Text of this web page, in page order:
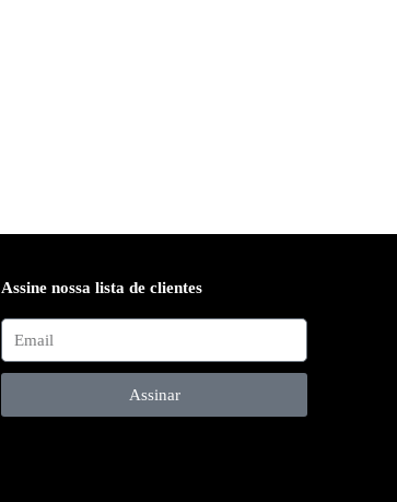
Assine nossa lista de clientes
Assinar